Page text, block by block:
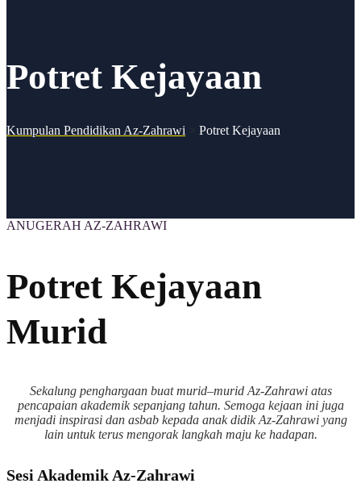
Potret Kejayaan
Kumpulan Pendidikan Az-Zahrawi > Potret Kejayaan
ANUGERAH AZ-ZAHRAWI
Potret Kejayaan
Murid
Sekalung penghargaan buat murid–murid Az-Zahrawi atas
pencapaian akademik sepanjang tahun. Semoga kejaan ini juga
menjadi inspirasi dan asbab kepada anak didik Az-Zahrawi yang
lain untuk terus mengorak langkah maju ke hadapan.
Sesi Akademik Az-Zahrawi